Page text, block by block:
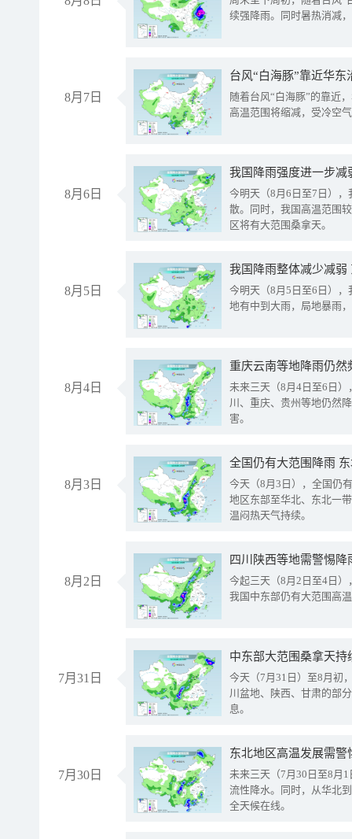
续强降雨。同时暑热消减
8月7日
台风“白海豚”靠近华
随着台风“白海豚”的靠近
高温范围将缩减，受冷空
8月6日
今明天（8月6日至7日）
散。同时，我国高温范围
区将有大范围桑拿天。
8月5日
我国降雨整体减少减弱
今明天（8月5日至6日）
地有中到大雨，局地暴雨
8月4日
重庆云南等地降雨仍然
未来三天（8月4日至6日
川、重庆、贵州等地仍然
害。
8月3日
全国仍有大范围降雨
今天（8月3日），全国仍
地区东部至华北、东北一
温闷热天气持续。
8月2日
今起三天（8月2日至4日
我国中东部仍有大范围高
7月31日
中东部大范围桑拿天
今天（7月31日）至8月初
川盆地、陕西、甘肃的部
息。
7月30日
东北地区高温发展需
未来三天（7月30日至8月
流性降水。同时，从华北
全天候在线。